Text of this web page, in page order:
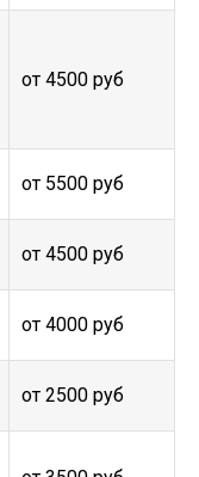
от 4500 руб
от 5500 руб
от 4500 руб
от 4000 руб
от 2500 руб